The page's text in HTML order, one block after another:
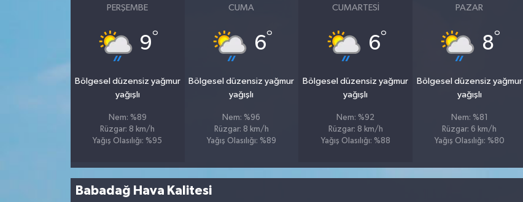
PERŞEMBE
9°
Bölgesel düzensiz yağmur
yağışlı
Nem: %89
Rüzgar: 8 km/h
Yağış Olasılığı: %95
CUMA
6°
Bölgesel düzensiz yağmur
yağışlı
Nem: %96
Rüzgar: 8 km/h
Yağış Olasılığı: %89
CUMARTESI
6°
Bölgesel düzensiz yağmur
yağışlı
Nem: %92
Rüzgar: 8 km/h
Yağış Olasılığı: %88
PAZAR
8°
Bölgesel düzensiz yağmur
yağışlı
Nem: %81
Rüzgar: 6 km/h
Yağış Olasılığı: %80
Babadağ Hava Kalitesi